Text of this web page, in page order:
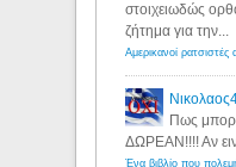
στοιχειωδώς
ζήτημα για την...
Πως
ΔΩΡΕΑΝ!!!! Αν